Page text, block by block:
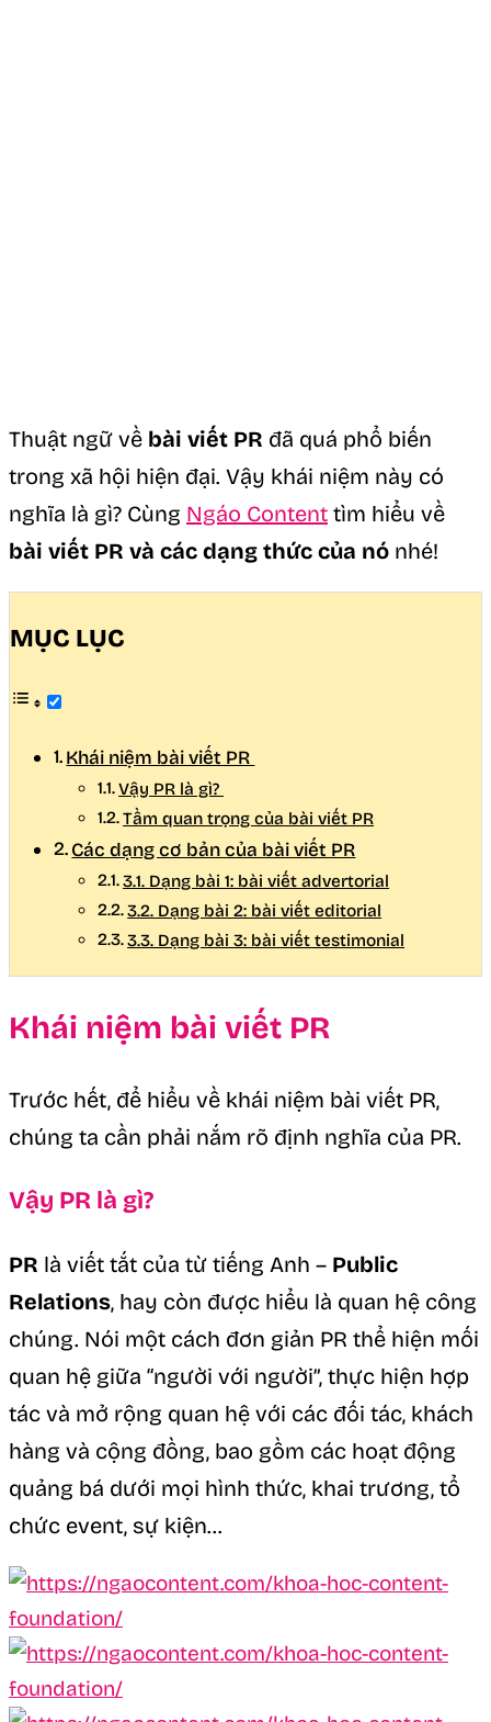
Thuật ngữ về bài viết PR đã quá phổ biến
trong xã hội hiện đại. Vậy khái niệm này có
nghĩa là gì? Cùng Ngáo Content tìm hiểu về
bài viết PR và các dạng thức của nó nhé!
MỤC LỤC
Khái niệm bài viết PR
Vậy PR là gì?
Tầm quan trọng của bài viết PR
Các dạng cơ bản của bài viết PR
3.1. Dạng bài 1: bài viết advertorial
3.2. Dạng bài 2: bài viết editorial
3.3. Dạng bài 3: bài viết testimonial
Khái niệm bài viết PR
Trước hết, để hiểu về khái niệm bài viết PR,
chúng ta cần phải nắm rõ định nghĩa của PR.
Vậy PR là gì?
PR là viết tắt của từ tiếng Anh – Public
Relations, hay còn được hiểu là quan hệ công
chúng. Nói một cách đơn giản PR thể hiện mối
quan hệ giữa “người với người”, thực hiện hợp
tác và mở rộng quan hệ với các đối tác, khách
hàng và cộng đồng, bao gồm các hoạt động
quảng bá dưới mọi hình thức, khai trương, tổ
chức event, sự kiện…